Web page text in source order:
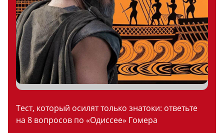
Тест, который осилят только знатоки: ответьте
на 8 вопросов по «Одиссее» Гомера